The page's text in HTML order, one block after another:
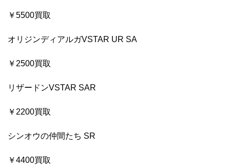
￥5500買取
オリジンディアルガVSTAR UR SA
￥2500買取
リザードンVSTAR SAR
￥2200買取
シンオウの仲間たち SR
￥4400買取